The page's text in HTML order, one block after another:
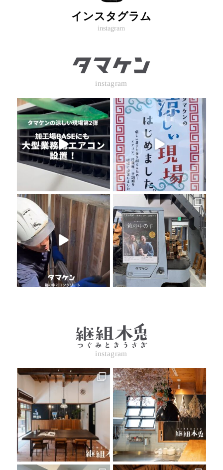
インスタグラム
instagram
instagram
instagram